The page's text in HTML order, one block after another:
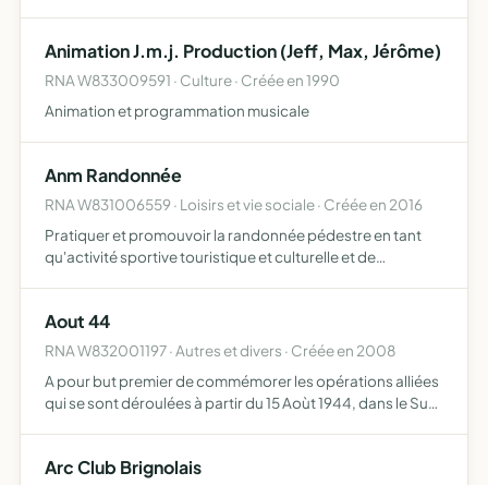
Animation J.m.j. Production (Jeff, Max, Jérôme)
RNA W833009591 · Culture · Créée en 1990
Animation et programmation musicale
Anm Randonnée
RNA W831006559 · Loisirs et vie sociale · Créée en 2016
Pratiquer et promouvoir la randonnée pédestre en tant
qu'activité sportive touristique et culturelle et de
Aout 44
RNA W832001197 · Autres et divers · Créée en 2008
A pour but premier de commémorer les opérations alliées
qui se sont déroulées à partir du 15 Aoùt 1944, dans le Sud
Arc Club Brignolais